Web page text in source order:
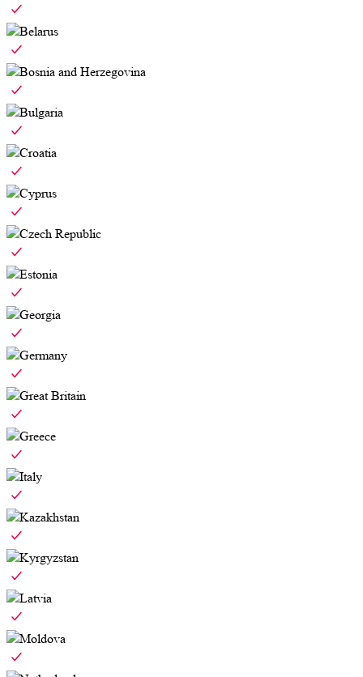
Belarus
Bosnia and Herzegovina
Bulgaria
Croatia
Cyprus
Czech Republic
Estonia
Georgia
Germany
Great Britain
Greece
Italy
Kazakhstan
Kyrgyzstan
Latvia
Moldova